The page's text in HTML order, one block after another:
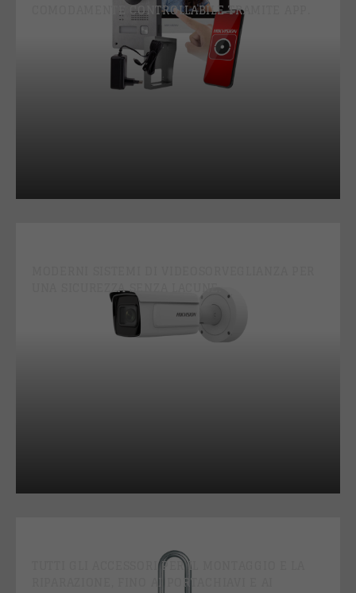
COMODAMENTE CONTROLLABILE TRAMITE APP.
UNA SICUREZZA SENZA LACUNE.
TUTTI GLI ACCESSORI PER IL MONTAGGIO E LA
RIPARAZIONE, FINO AI PORTACHIAVI E AI